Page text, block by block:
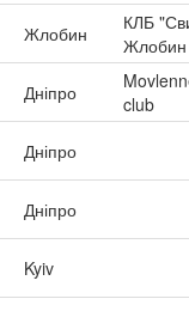
Жлобин
КЛБ
Жлобин
Дніпро
club
Дніпро
Дніпро
Kyiv